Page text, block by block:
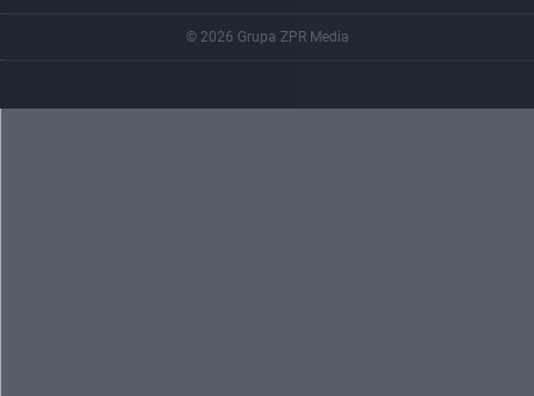
© 2026 Grupa ZPR Media